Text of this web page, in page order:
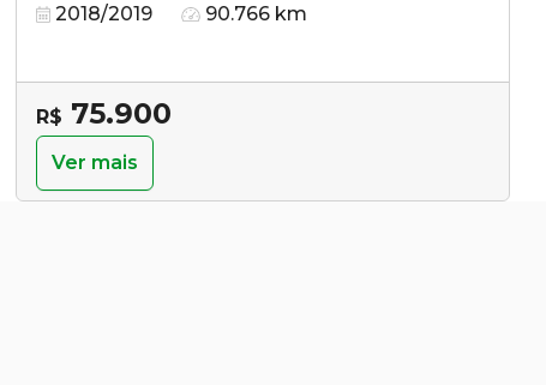
2018/2019 90.766 km
R$ 75.900
Ver mais